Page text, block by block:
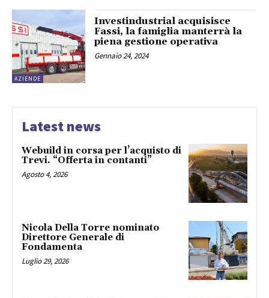
AZIENDE
Investindustrial acquisisce
Fassi, la famiglia manterrà la
piena gestione operativa
Gennaio 24, 2024
Latest news
Webuild in corsa per l’acquisto di
Trevi. “Offerta in contanti”
Agosto 4, 2026
Nicola Della Torre nominato
Direttore Generale di
Fondamenta
Luglio 29, 2026